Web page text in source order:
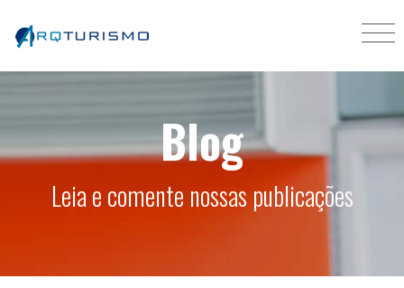
Blog
Leia e comente nossas publicações